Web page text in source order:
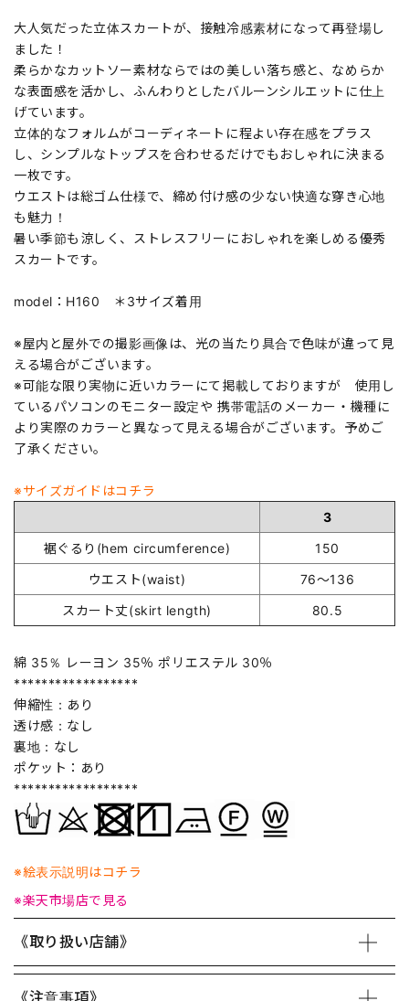
大人気だった立体スカートが、接触冷感素材になって再登場し
ました！
柔らかなカットソー素材ならではの美しい落ち感と、なめらか
な表面感を活かし、ふんわりとしたバルーンシルエットに仕上
げています。
立体的なフォルムがコーディネートに程よい存在感をプラス
し、シンプルなトップスを合わせるだけでもおしゃれに決まる
一枚です。
ウエストは総ゴム仕様で、締め付け感の少ない快適な穿き心地
も魅力！
暑い季節も涼しく、ストレスフリーにおしゃれを楽しめる優秀
スカートです。
model：H160 ＊3サイズ着用
※屋内と屋外での撮影画像は、光の当たり具合で色味が違って見
える場合がございます。
※可能な限り実物に近いカラーにて掲載しておりますが 使用し
ているパソコンのモニター設定や 携帯電話のメーカー・機種に
より実際のカラーと異なって見える場合がございます。予めご
了承ください。
※サイズガイドはコチラ
3
裾ぐるり(hem circumference)
150
ウエスト(waist)
76～136
スカート丈(skirt length)
80.5
綿 35％ レーヨン 35％ ポリエステル 30％
******************
伸縮性：あり
透け感：なし
裏地：なし
ポケット：あり
******************
※絵表示説明はコチラ
※楽天市場店で見る
《取り扱い店舗》